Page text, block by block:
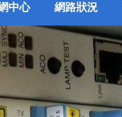
中心 網路狀況